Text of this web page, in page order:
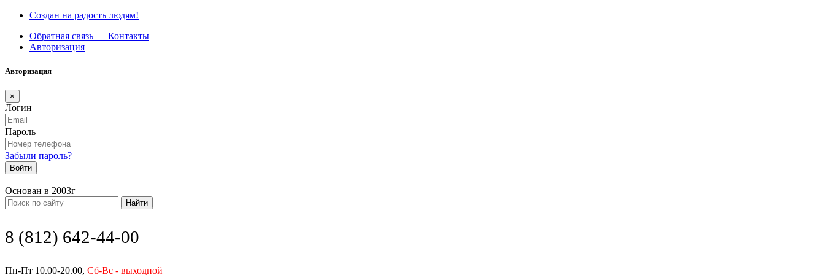
Создан на радость людям!
Обратная связь — Контакты
Авторизация
Авторизация
×
Логин
Пароль
Забыли пароль?
Войти
Основан в 2003г
Найти
8 (812) 642-44-00
Пн-Пт 10.00-20.00, Сб-Вс - выходной